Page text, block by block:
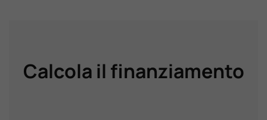
Calcola il finanziamento